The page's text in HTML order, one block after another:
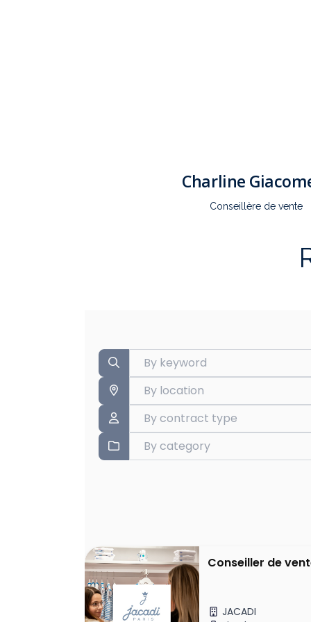
Charline
Conseillère de vente